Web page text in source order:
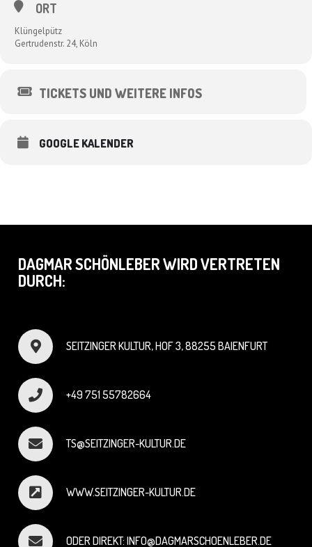
ORT
Klüngelpütz
Gertrudenstr. 24, Köln
TICKETS UND WEITERE INFOS
GOOGLE KALENDER
DAGMAR SCHÖNLEBER WIRD VERTRETEN
DURCH:
SEITZINGER KULTUR, HOF 3, 88255 BAIENFURT
+49 751 55782664
TS@SEITZINGER-KULTUR.DE
WWW.SEITZINGER-KULTUR.DE
ODER DIREKT: INFO@DAGMARSCHOENLEBER.DE